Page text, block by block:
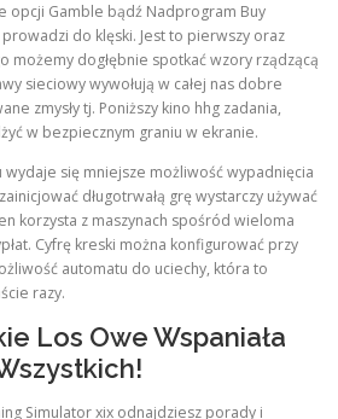
opcji Gamble bądź Nadprogram Buy
do klęski. Jest to pierwszy oraz
możemy dogłębnie spotkać wzory rządzącą
sieciowy wywołują w całej nas dobre
zmysły tj. Poniższy kino hhg zadania,
w bezpiecznym graniu w ekranie.
wydaje się mniejsze możliwość wypadnięcia
długotrwałą grę wystarczy używać
korzysta z maszynach spośród wieloma
Cyfrę kreski można konfigurować przy
automatu do uciechy, która to
razy.
Los Owe Wspaniała
Simulator xix odnajdziesz porady i